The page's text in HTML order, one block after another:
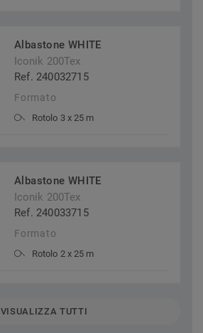
Albastone WHITE
Iconik 200Tex
Ref. 240032715
Formato
Rotolo 3 x 25 m
Albastone WHITE
Iconik 200Tex
Ref. 240033715
Formato
Rotolo 2 x 25 m
VISUALIZZA TUTTI